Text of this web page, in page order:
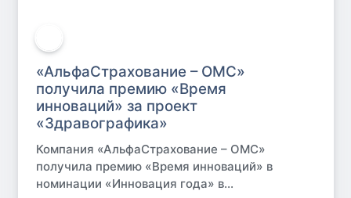
«АльфаСтрахование – ОМС»
получила премию «Время
инноваций» за проект
«Здравографика»
Компания «АльфаСтрахование – ОМС»
получила премию «Время инноваций» в
номинации «Инновация года» в...